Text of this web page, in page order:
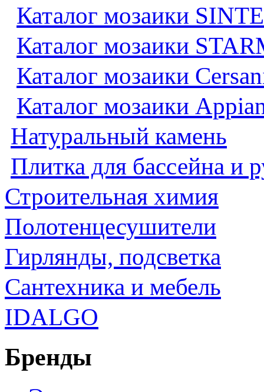
Каталог мозаики
Каталог мозаики
Каталог мозаики
Каталог мозаики
Натуральный камень
Плитка для бассейна и
Строительная химия
Полотенцесушители
Гирлянды, подсветка
Сантехника и мебель
IDALGO
Бренды